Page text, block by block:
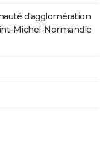
d'agglomération
Michel-Normandie